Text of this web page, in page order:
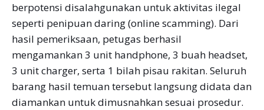
berpotensi disalahgunakan untuk aktivitas ilegal
seperti penipuan daring (online scamming). Dari
hasil pemeriksaan, petugas berhasil
mengamankan 3 unit handphone, 3 buah headset,
3 unit charger, serta 1 bilah pisau rakitan. Seluruh
barang hasil temuan tersebut langsung didata dan
diamankan untuk dimusnahkan sesuai prosedur.